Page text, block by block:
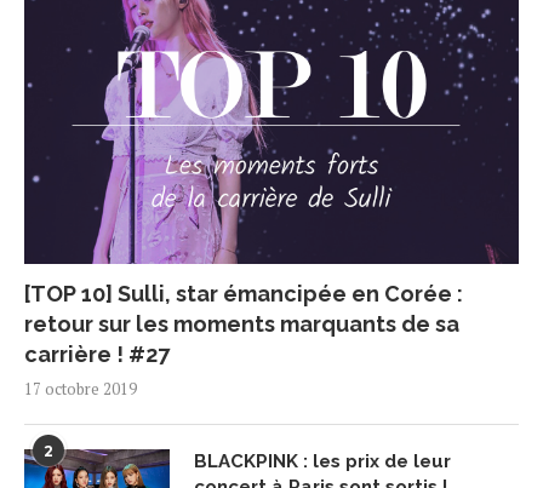
[TOP 10] Sulli, star émancipée en Corée :
retour sur les moments marquants de sa
carrière ! #27
17 octobre 2019
2
BLACKPINK : les prix de leur